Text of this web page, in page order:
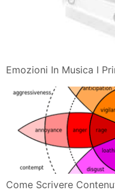
Emozioni In Musica I
Come Scrivere